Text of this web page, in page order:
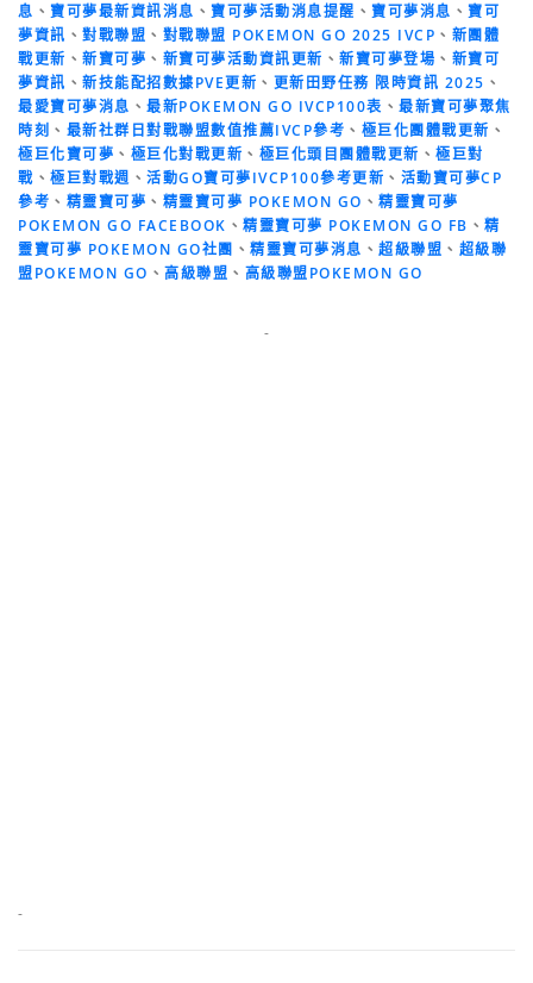
息 、 寶可夢最新資訊消息 、 寶可夢活動消息提醒 、 寶可夢消息 、 寶可
夢資訊 、 對戰聯盟 、 對戰聯盟 POKEMON GO 2025 IVCP 、 新團體
戰更新 、 新寶可夢 、 新寶可夢活動資訊更新 、 新寶可夢登場 、 新寶可
夢資訊 、 新技能配招數據PVE更新 、 更新田野任務 限時資訊 2025 、
最愛寶可夢消息 、 最新POKEMON GO IVCP100表 、 最新寶可夢聚焦
時刻 、 最新社群日對戰聯盟數值推薦IVCP參考 、 極巨化團體戰更新 、
極巨化寶可夢 、 極巨化對戰更新 、 極巨化頭目團體戰更新 、 極巨對
戰 、 極巨對戰週 、 活動GO寶可夢IVCP100參考更新 、 活動寶可夢CP
參考 、 精靈寶可夢 、 精靈寶可夢 POKEMON GO 、 精靈寶可夢
POKEMON GO FACEBOOK 、 精靈寶可夢 POKEMON GO FB 、 精
靈寶可夢 POKEMON GO社團 、 精靈寶可夢消息 、 超級聯盟 、 超級聯
盟POKEMON GO 、 高級聯盟 、 高級聯盟POKEMON GO
-
-